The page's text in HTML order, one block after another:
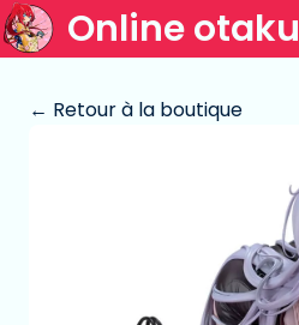
Online otaku
← Retour à la boutique